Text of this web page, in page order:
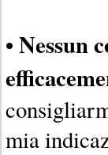
• Nessun
mia